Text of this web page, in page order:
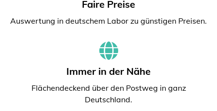
Faire Preise
Auswertung in deutschem Labor zu günstigen Preisen.
Immer in der Nähe
Flächendeckend über den Postweg in ganz
Deutschland.